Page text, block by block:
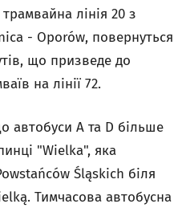
лінія 20 з
- Oporów, повернуться
що призведе до
на лінії 72.
автобуси A та D більше
"Wielka", яка
Śląskich біля
Тимчасова автобусна